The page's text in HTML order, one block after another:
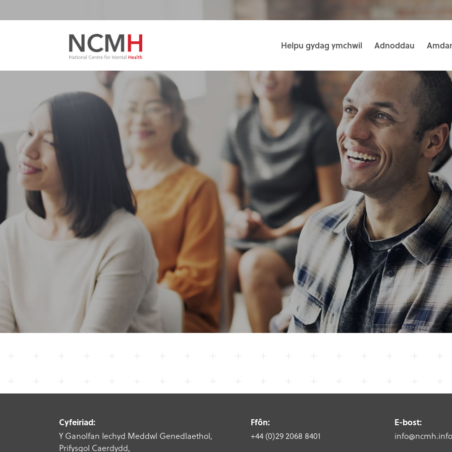
Helpu gydag ymchwil Adnoddau
Cyfeiriad:
Y Ganolfan Iechyd Meddwl Genedlaethol,
Prifysgol Caerdydd,
Ffôn:
+44 (0)29 2068 8401
E-bost:
info@ncmh.info